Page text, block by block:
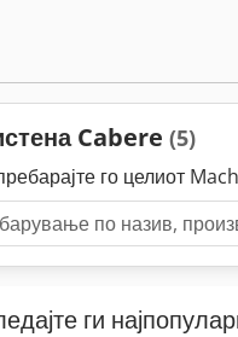
Cabere (5)
го целиот
ги